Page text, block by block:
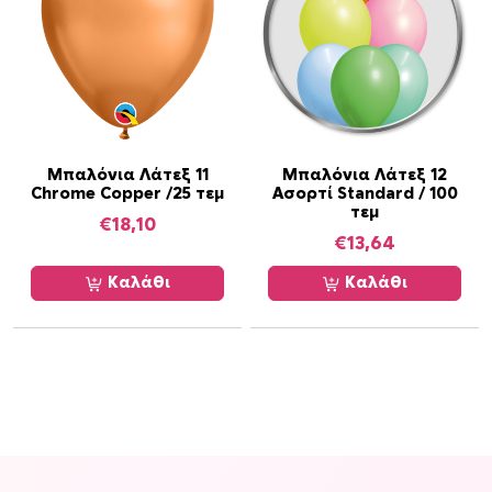
Μπαλόνια Λάτεξ 11
Chrome Copper /25 τεμ
€18,10
Καλάθι
Μπαλόνια Λάτεξ 12
Ασορτί Standard / 100
τεμ
€13,64
Καλάθι